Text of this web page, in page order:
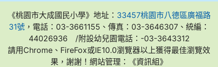
《桃園市大成國民小學》地址： 33457桃園市八德區廣福路
31號 ，電話：03-3661155、傳真：03-3646307、統編：
44026936 /附設幼兒園電話：-03-3643312
請用Chrome、FireFox或IE10.0瀏覽器以上獲得最佳瀏覽效
果，謝謝！網站管理：《資訊組》